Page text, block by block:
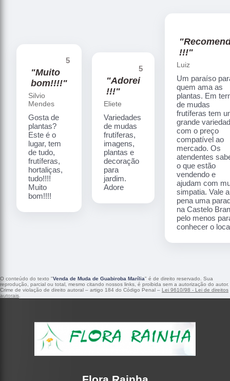
5
"Muito
bom!!!!"
Silvio
Mendes
Gosta de
plantas?
Este é o
lugar, tem
de tudo,
frutíferas,
hortaliças,
tudo!!!!
Muito
bom!!!!
5
"Adorei
!!!"
Eliete
Variedades
de mudas
frutíferas,
imagens,
plantas e
decoração
para
jardim.
Adore
!!!"
Luiz
Um paraíso
quem ama as
plantas. Em
de mudas
frutíferas tem
grande
com o preço
compatível ao
mercado. Os
atendentes
o que estão
vendendo e
ajudam com
simpatia. Vale a
pena uma
na Castelo
pelo menos
conhecer o
O conteúdo do texto "Venda de Muda de Guabiroba Marília" é de direito reservado. Sua
reprodução, parcial ou total, mesmo citando nossos links, é proibida sem a autorização do autor.
Crime de violação de direito autoral – artigo 184 do Código Penal – Lei 9610/98 - Lei de direitos
autorais